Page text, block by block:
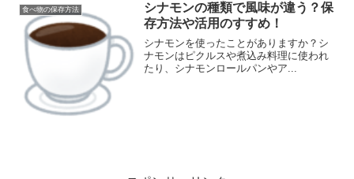
食べ物の保存方法
シナモンの種類で風味が違う？保
存方法や活用のすすめ！
シナモンを使ったことがありますか？シ
ナモンはピクルスや煮込み料理に使われ
たり、シナモンロールパンやア...